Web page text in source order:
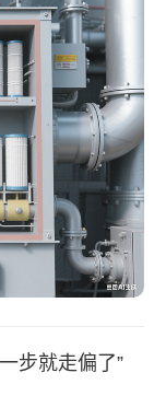
步就走偏了”